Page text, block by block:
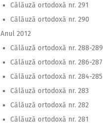
Călăuză ortodoxă nr. 291
Călăuză ortodoxă nr. 290
Anul 2012
Călăuză ortodoxă nr. 288-289
Călăuză ortodoxă nr. 286-287
Călăuză ortodoxă nr. 284-285
Călăuză ortodoxă nr. 283
Călăuză ortodoxă nr. 282
Călăuză ortodoxă nr. 281